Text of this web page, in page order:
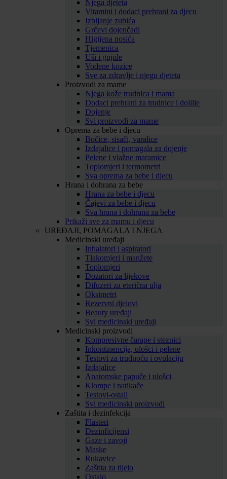
Njega djeteta
Vitamini i dodaci prehrani za djecu
Izbijanje zubića
Grčevi dojenčadi
Higijena nosića
Tjemenica
Uši i gnjide
Vodene kozice
Sve za zdravlje i njegu djeteta
Proizvodi za mame
Njega kože trudnica i mama
Dodaci prehrani za trudnice i dojilje
Dojenje
Svi proizvodi za mame
Oprema za bebe i djecu
Bočice, sisači, varalice
Izdajalice i pomagala za dojenje
Pelene i vlažne maramice
Toplomjeri i termometri
Sva oprema za bebe i djecu
Hrana i dohrana za bebe
Hrana za bebe i djecu
Čajevi za bebe i djecu
Sva hrana i dohrana za bebe
Prikaži sve za mamu i djecu
UREĐAJI, POMAGALA I NJEGA
Medicinski uređaji
Inhalatori i aspiratori
Tlakomjeri i manžete
Toplomjeri
Dozatori za lijekove
Difuzeri za eterična ulja
Oksimetri
Rezervni djelovi
Beauty uređaji
Svi medicinski uređaji
Medicinski proizvodi
Kompresivne čarape i steznici
Inkontinencija, ulošci i pelene
Testovi za trudnoću i ovulaciju
Izdajalice
Anatomske papuče i ulošci
Klompe i natikače
Testovi-ostali
Svi medicinski proizvodi
Zaštita i dezinfekcija
Flasteri
Dezinficijensi
Gaze i zavoji
Maske
Rukavice
Zaštita za tijelo
Ostalo